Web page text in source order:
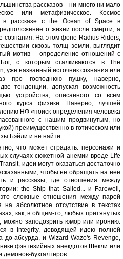
рассказов – ни много ни мало
или метафизическое. Космос
в рассказе с the Ocean of Space в
о жизни после смерти, а
сознания. На этом фоне Radius Riders,
сквозь толщ земли, выглядит
мотив – определение отношений с
с которым сталкиваются в The
уже названный источник сознания или
про господнюю пушку, наверно,
тенденции, допуская возможность
устройства, описанного со всем
курса физики. Наверно, лучшей
НФ «поиск определения человека
с нашим продвинутым, но
преимущественно в готическом или
Бэйли и не найти.
что может страдать: персонажи и
случаях сюжетной анемии вроде Life
идеи могут оказаться достаточно
чтобы не обращать на неё
и рассказы, где отношения между
the Ship that Sailed... и Farewell,
сложные отношения между парой
абсолютное отсутствие в текстах
как, в общем-то, любых притянутых
можно заподозрить юмор или иронию.
в Integrity, доводящей идею полной
до абсурда, и Wizard Wazo's Revenge,
фэнтезийных анекдотов Шекли или
бухгалтеров.